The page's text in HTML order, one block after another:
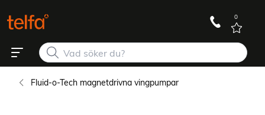
0
Fluid-o-Tech magnetdrivna vingpumpar